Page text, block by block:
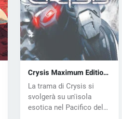
Crysis Maximum Edition
(PC) CD key
La trama di Crysis si
svolgerà su un'isola
esotica nel Pacifico del